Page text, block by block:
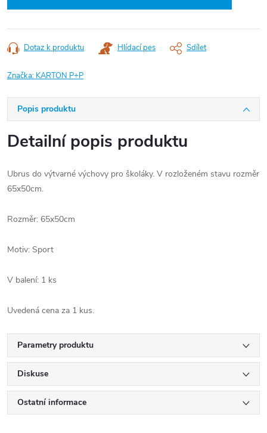
Dotaz k produktu Hlídací pes Sdílet
Značka: KARTON P+P
Popis produktu
Detailní popis produktu
Ubrus do výtvarné výchovy pro školáky. V rozloženém stavu rozměr
65x50cm.
Rozměr: 65x50cm
Motiv: Sport
V balení: 1 ks
Uvedená cena za 1 kus.
Parametry produktu
Diskuse
Ostatní informace